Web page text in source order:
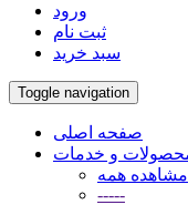
ورود
ثبت نام
سبد خرید
Toggle navigation
صفحه اصلی
مشاهده همه
-----